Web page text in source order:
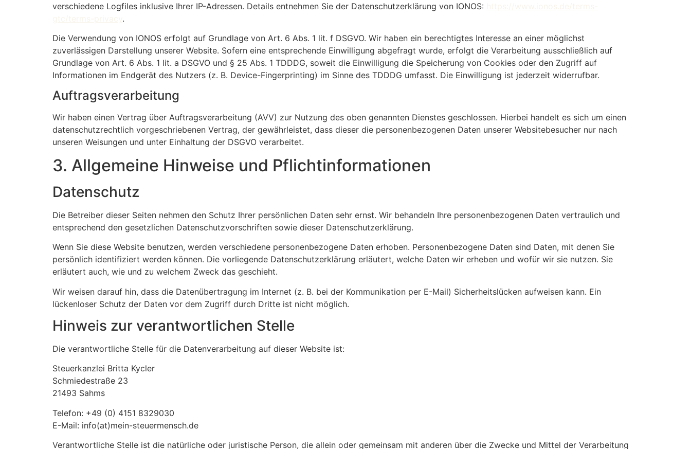
verschiedene Logfiles inklusive Ihrer IP-Adressen. Details entnehmen Sie der Datenschutzerklärung von IONOS:
.
Die Verwendung von IONOS erfolgt auf Grundlage von Art. 6 Abs. 1 lit. f DSGVO. Wir haben ein berechtigtes Interesse an einer möglichst
zuverlässigen Darstellung unserer Website. Sofern eine entsprechende Einwilligung abgefragt wurde, erfolgt die Verarbeitung ausschließlich auf
Grundlage von Art. 6 Abs. 1 lit. a DSGVO und § 25 Abs. 1 TDDDG, soweit die Einwilligung die Speicherung von Cookies oder den Zugriff auf
Informationen im Endgerät des Nutzers (z. B. Device-Fingerprinting) im Sinne des TDDDG umfasst. Die Einwilligung ist jederzeit widerrufbar.
Auftragsverarbeitung
Wir haben einen Vertrag über Auftragsverarbeitung (AVV) zur Nutzung des oben genannten Dienstes geschlossen. Hierbei handelt es sich um einen
datenschutzrechtlich vorgeschriebenen Vertrag, der gewährleistet, dass dieser die personenbezogenen Daten unserer Websitebesucher nur nach
unseren Weisungen und unter Einhaltung der DSGVO verarbeitet.
3. Allgemeine Hinweise und Pflicht­informationen
Datenschutz
Die Betreiber dieser Seiten nehmen den Schutz Ihrer persönlichen Daten sehr ernst. Wir behandeln Ihre personenbezogenen Daten vertraulich und
entsprechend den gesetzlichen Datenschutzvorschriften sowie dieser Datenschutzerklärung.
Wenn Sie diese Website benutzen, werden verschiedene personenbezogene Daten erhoben. Personenbezogene Daten sind Daten, mit denen Sie
persönlich identifiziert werden können. Die vorliegende Datenschutzerklärung erläutert, welche Daten wir erheben und wofür wir sie nutzen. Sie
erläutert auch, wie und zu welchem Zweck das geschieht.
Wir weisen darauf hin, dass die Datenübertragung im Internet (z. B. bei der Kommunikation per E-Mail) Sicherheitslücken aufweisen kann. Ein
lückenloser Schutz der Daten vor dem Zugriff durch Dritte ist nicht möglich.
Hinweis zur verantwortlichen Stelle
Die verantwortliche Stelle für die Datenverarbeitung auf dieser Website ist:
Steuerkanzlei Britta Kycler
Schmiedestraße 23
21493 Sahms
Telefon: +49 (0) 4151 8329030
E-Mail: info(at)mein-steuermensch.de
Verantwortliche Stelle ist die natürliche oder juristische Person, die allein oder gemeinsam mit anderen über die Zwecke und Mittel der Verarbeitung